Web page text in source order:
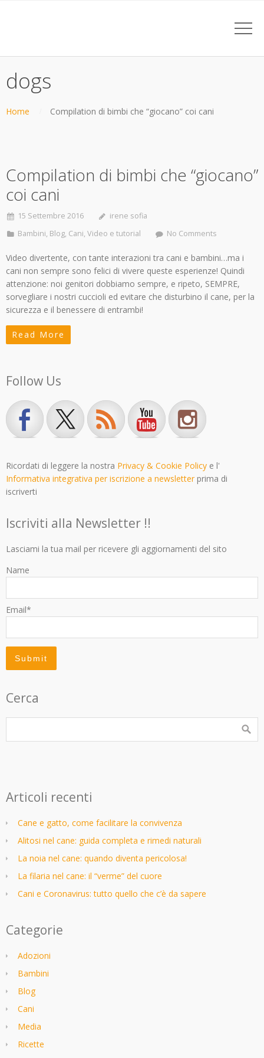
dogs
Home Compilation di bimbi che “giocano” coi cani
Compilation di bimbi che “giocano”
coi cani
15 Settembre 2016
irene sofia
Bambini, Blog, Cani, Video e tutorial No Comments
Video divertente, con tante interazioni tra cani e bambini…ma i
cani non sempre sono felici di vivere queste esperienze! Quindi
attenzione: noi genitori dobbiamo sempre, e ripeto, SEMPRE,
sorvegliare i nostri cuccioli ed evitare che disturbino il cane, per la
sicurezza e il benessere di entrambi!
Read More
Follow Us
Ricordati di leggere la nostra Privacy & Cookie Policy e l'
Informativa integrativa per iscrizione a newsletterprima di
iscriverti
Iscriviti alla Newsletter !!
Lasciami la tua mail per ricevere gli aggiornamenti del sito
Name
Email*
Cerca
Articoli recenti
Cane e gatto, come facilitare la convivenza
Alitosi nel cane: guida completa e rimedi naturali
La noia nel cane: quando diventa pericolosa!
La filaria nel cane: il “verme” del cuore
Cani e Coronavirus: tutto quello che c’è da sapere
Categorie
Adozioni
Bambini
Blog
Cani
Media
Ricette